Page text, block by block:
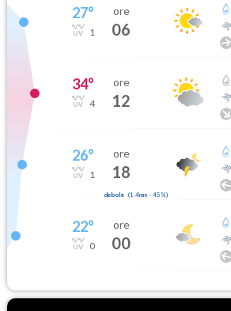
27°
1
ore
06
34°
4
ore
12
26°
1
ore
18
debole (1.4mm- 45 %)
22°
0
ore
00